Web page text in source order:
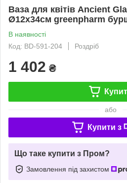
Ваза для квітів Ancient
Ø12х34см greenpharm
В наявності
Код: BD-591-204
Роздріб
1 402 ₴
або
Купити з
Що таке купити з Пром?
Замовлення під захистом